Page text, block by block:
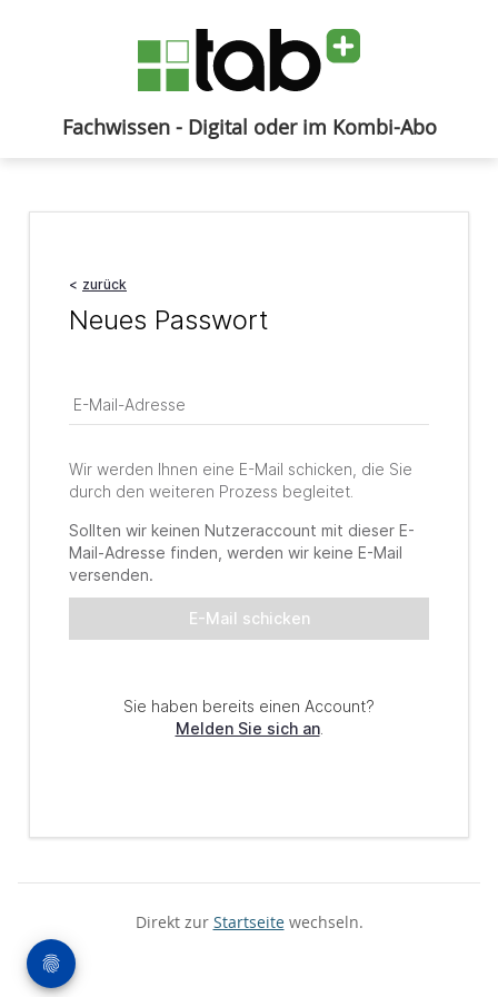
Fachwissen - Digital oder im Kombi-Abo
Direkt zur Startseitewechseln.